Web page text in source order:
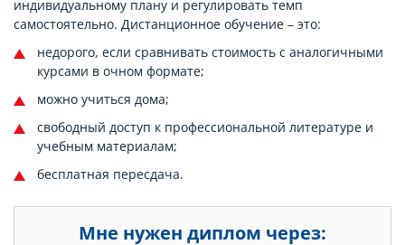
индивидуальному плану и регулировать темп
самостоятельно. Дистанционное обучение – это:
недорого, если сравнивать стоимость с аналогичными
курсами в очном формате;
можно учиться дома;
свободный доступ к профессиональной литературе и
учебным материалам;
бесплатная пересдача.
Мне нужен диплом через: